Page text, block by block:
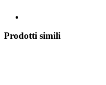
Prodotti simili